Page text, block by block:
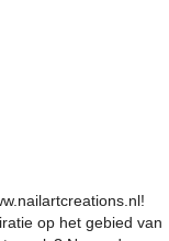
op het gebied van